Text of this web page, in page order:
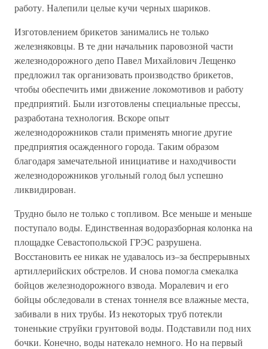
работу. Налепили целые кучи черных шариков.
Изготовлением брикетов занимались не только
железняковцы. В те дни начальник паровозной части
железнодорожного депо Павел Михайлович Лещенко
предложил так организовать производство брикетов,
чтобы обеспечить ими движение локомотивов и работу
предприятий. Были изготовлены специальные прессы,
разработана технология. Вскоре опыт
железнодорожников стали применять многие другие
предприятия осажденного города. Таким образом
благодаря замечательной инициативе и находчивости
железнодорожников угольный голод был успешно
ликвидирован.
Трудно было не только с топливом. Все меньше и меньше
поступало воды. Единственная водоразборная колонка на
площадке Севастопольской ГРЭС разрушена.
Восстановить ее никак не удавалось из–за беспрерывных
артиллерийских обстрелов. И снова помогла смекалка
бойцов железнодорожного взвода. Моралевич и его
бойцы обследовали в стенах тоннеля все влажные места,
забивали в них трубы. Из некоторых труб потекли
тоненькие струйки грунтовой воды. Подставили под них
бочки. Конечно, воды натекало немного. Но на первый